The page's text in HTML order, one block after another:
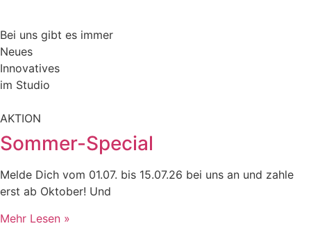
Bei uns gibt es immer
Neues
Innovatives
im Studio
AKTION
Sommer-Special
Melde Dich vom 01.07. bis 15.07.26 bei uns an und zahle
erst ab Oktober! Und
Mehr Lesen »